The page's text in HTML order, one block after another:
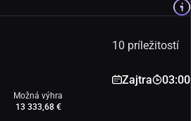
10 príležitostí
Zajtra 03:00
Možná výhra
13 333,68 €